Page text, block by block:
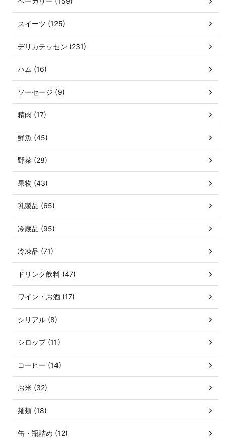
スイーツ (125)
デリカテッセン (231)
ハム (16)
ソーセージ (9)
精肉 (17)
鮮魚 (45)
野菜 (28)
果物 (43)
乳製品 (65)
冷蔵品 (95)
冷凍品 (71)
ドリンク飲料 (47)
ワイン・お酒 (17)
シリアル (8)
シロップ (11)
コーヒー (14)
お米 (32)
麺類 (18)
缶・瓶詰め (12)